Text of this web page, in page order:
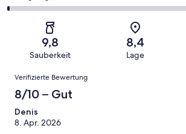
Bewertung
Hervorragend
haben
Bewertung
Gut
Gästebewertungen
Bewertung
Okay
insgesamt
Gästebewertungen
von
Schlecht
von
insgesamt
Gästebewertungen
haben
eine
von
9,8
Sauberkeit
8,4
Lage
Bewertungen
Verifizierte Bewertung
8/10 – Gut
Denis
8. Apr. 2026